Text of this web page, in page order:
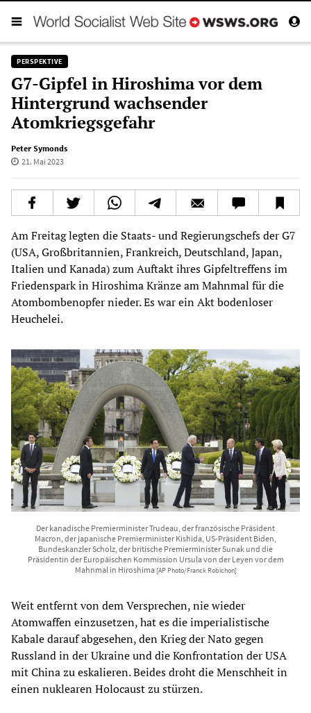
PERSPEKTIVE
G7-Gipfel in Hiroshima vor dem
Hintergrund wachsender
Atomkriegsgefahr
Peter Symonds
21. Mai 2023
Am Freitag legten die Staats- und Regierungschefs der G7
(USA, Großbritannien, Frankreich, Deutschland, Japan,
Italien und Kanada) zum Auftakt ihres Gipfeltreffens im
Friedenspark in Hiroshima Kränze am Mahnmal für die
Atombombenopfer nieder. Es war ein Akt bodenloser
Heuchelei.
Der kanadische Premierminister Trudeau, der französische Präsident
Macron, der japanische Premierminister Kishida, US-Präsident Biden,
Bundeskanzler Scholz, der britische Premierminister Sunak und die
Präsidentin der Europäischen Kommission Ursula von der Leyen vor dem
Mahnmal in Hiroshima [AP Photo/Franck Robichon]
Weit entfernt von dem Versprechen, nie wieder
Atomwaffen einzusetzen, hat es die imperialistische
Kabale darauf abgesehen, den Krieg der Nato gegen
Russland in der Ukraine und die Konfrontation der USA
mit China zu eskalieren. Beides droht die Menschheit in
einen nuklearen Holocaust zu stürzen.